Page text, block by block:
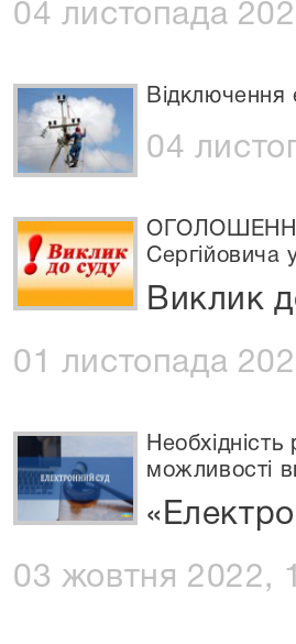
04 листопада
Відключення
04
ОГОЛОШЕННЯ
Сергійовича
Виклик
01 листопада
можливості
03 жовтня 2022,